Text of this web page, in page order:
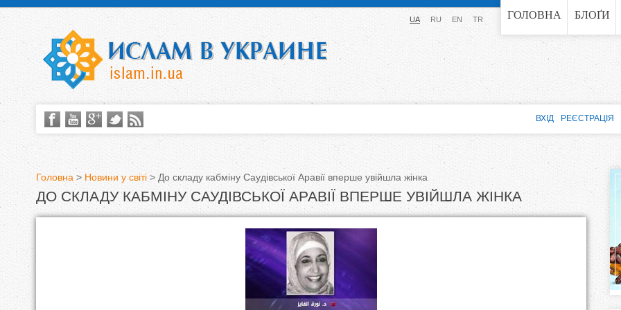
Jump to navigation ГОЛОВНА БЛОҐИ
UA RU EN TR
В
Головна > Новини у світі > До складу кабміну Саудівської Аравії вперше увійшла жінка
ДО СКЛАДУ КАБМІНУ САУДІВСЬКОЇ АРАВІЇ ВПЕРШЕ УВІЙШЛА ЖІНКА
ВХІД РЕЄСТРАЦІЯ